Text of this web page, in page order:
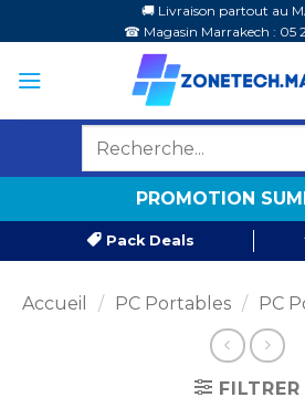
au
contenu
🚚 Livraison partout au
☎ Magasin Marrakech : 05
PROMOTION
Pack Deals
Accueil / PC Portables / PC
FILTRER